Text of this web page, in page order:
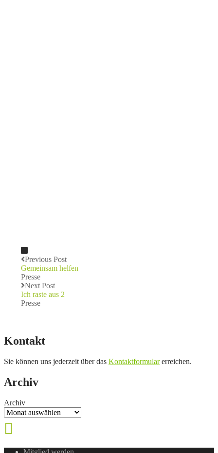
Previous Post
Gemeinsam helfen
Presse
Next Post
Ich raste aus 2
Presse
Kontakt
Sie können uns jederzeit über das Kontaktformularerreichen.
Archiv
Archiv